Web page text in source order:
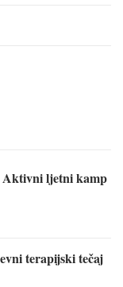
Aktivni ljetni kamp
terapijski tečaj